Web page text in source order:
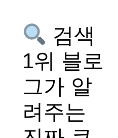
검색
1위 블로
그가 알
려주는